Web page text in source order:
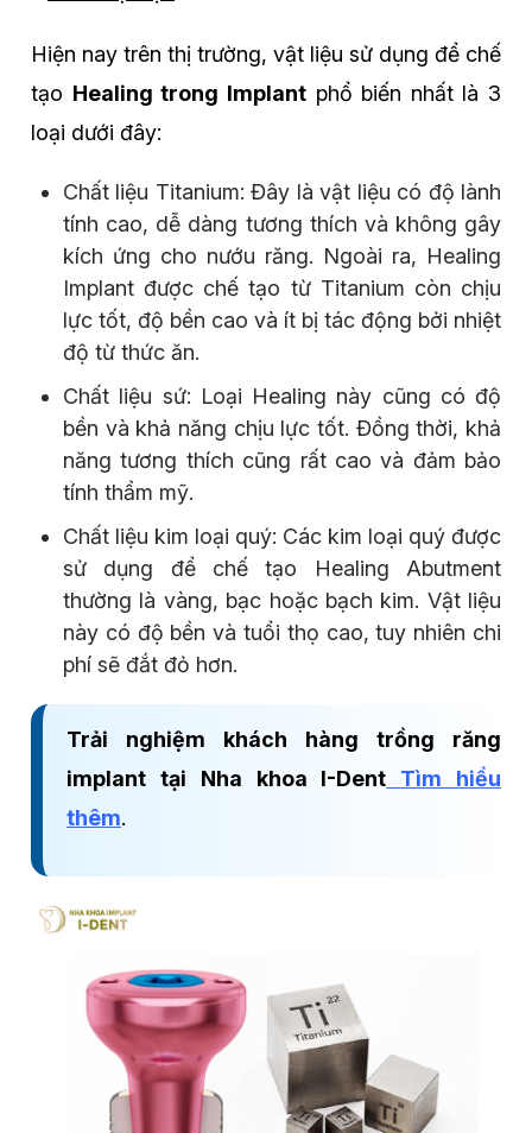
Hiện nay trên thị trường, vật liệu sử dụng để chế
tạo Healing trong Implantphổ biến nhất là 3
loại dưới đây:
Chất liệu Titanium: Đây là vật liệu có độ lành
tính cao, dễ dàng tương thích và không gây
kích ứng cho nướu răng. Ngoài ra, Healing
Implant được chế tạo từ Titanium còn chịu
lực tốt, độ bền cao và ít bị tác động bởi nhiệt
độ từ thức ăn.
Chất liệu sứ: Loại Healing này cũng có độ
bền và khả năng chịu lực tốt. Đồng thời, khả
năng tương thích cũng rất cao và đảm bảo
tính thẩm mỹ.
Chất liệu kim loại quý: Các kim loại quý được
sử dụng để chế tạo Healing Abutment
thường là vàng, bạc hoặc bạch kim. Vật liệu
này có độ bền và tuổi thọ cao, tuy nhiên chi
phí sẽ đắt đỏ hơn.
Trải nghiệm khách hàng trồng răng
implant tại Nha khoa I-Dent Tìm hiểu
thêm.